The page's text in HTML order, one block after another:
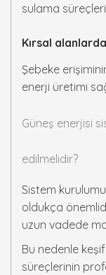
sulama
Kırsal
Şebeke
enerji üretimi
Güneş enerjisi
edilmelidir?
Sistem
oldukça
uzun vadede
Bu nedenle
süreçlerinin